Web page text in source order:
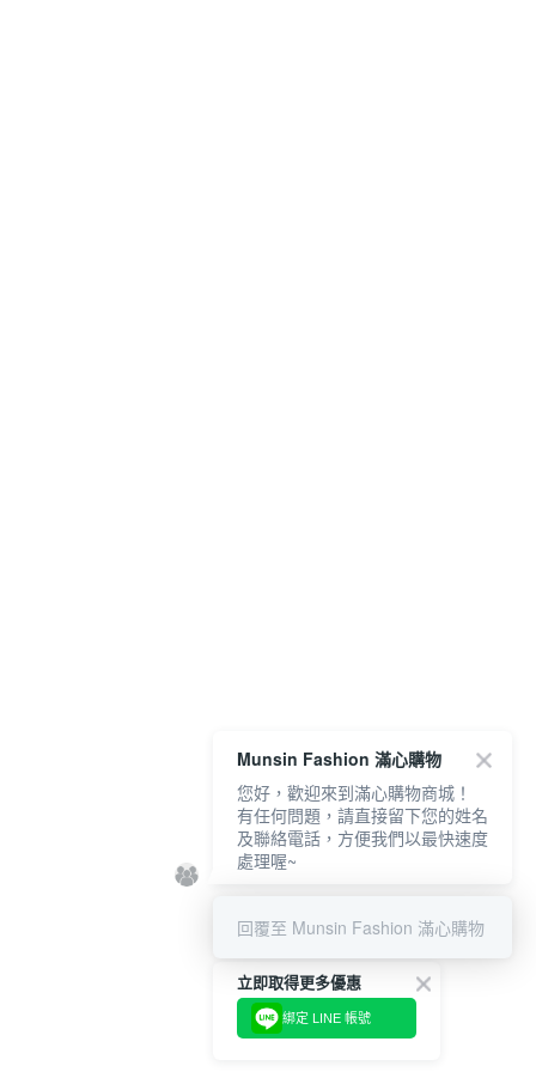
立即取得更多優惠
綁定 LINE 帳號
Munsin Fashion 滿心購物
您好，歡迎來到滿心購物商城！
有任何問題，請直接留下您的姓名
及聯絡電話，方便我們以最快速度
處理喔~
回覆至 Munsin Fashion 滿心購物